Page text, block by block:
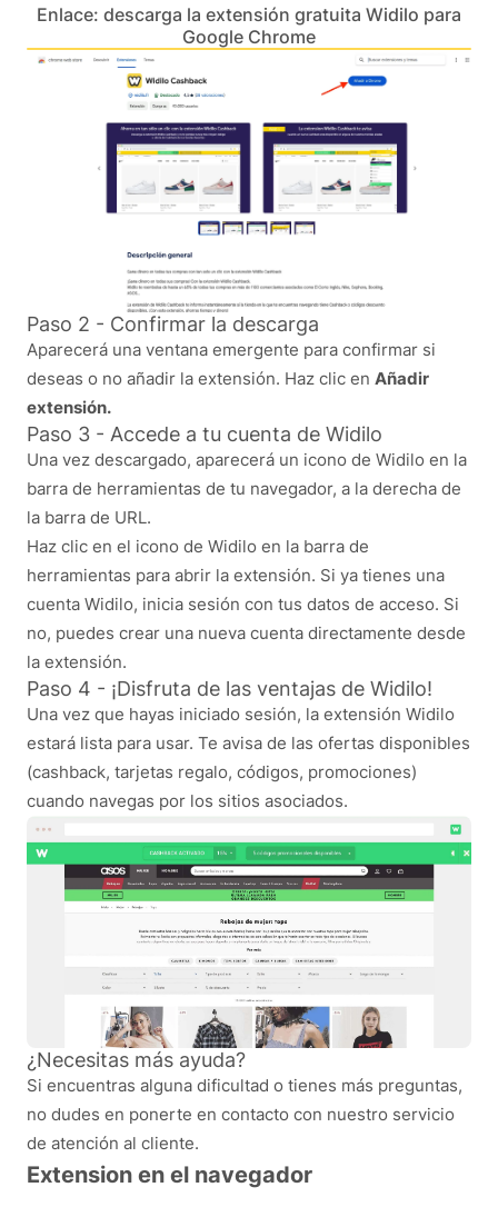
Extension en el navegador
Enlace: descarga la extensión gratuita Widilo para
Google Chrome
Paso 2 - Confirmar la descarga
Aparecerá una ventana emergente para confirmar si
deseas o no añadir la extensión. Haz clic en Añadir
extensión.
Paso 3 - Accede a tu cuenta de Widilo
Una vez descargado, aparecerá un icono de Widilo en la
barra de herramientas de tu navegador, a la derecha de
la barra de URL.
Haz clic en el icono de Widilo en la barra de
herramientas para abrir la extensión. Si ya tienes una
cuenta Widilo, inicia sesión con tus datos de acceso. Si
no, puedes crear una nueva cuenta directamente desde
la extensión.
Paso 4 - ¡Disfruta de las ventajas de Widilo!
Una vez que hayas iniciado sesión, la extensión Widilo
estará lista para usar. Te avisa de las ofertas disponibles
(cashback, tarjetas regalo, códigos, promociones)
cuando navegas por los sitios asociados.
¿Necesitas más ayuda?
Si encuentras alguna dificultad o tienes más preguntas,
no dudes en ponerte en contacto con nuestro servicio
de atención al cliente.